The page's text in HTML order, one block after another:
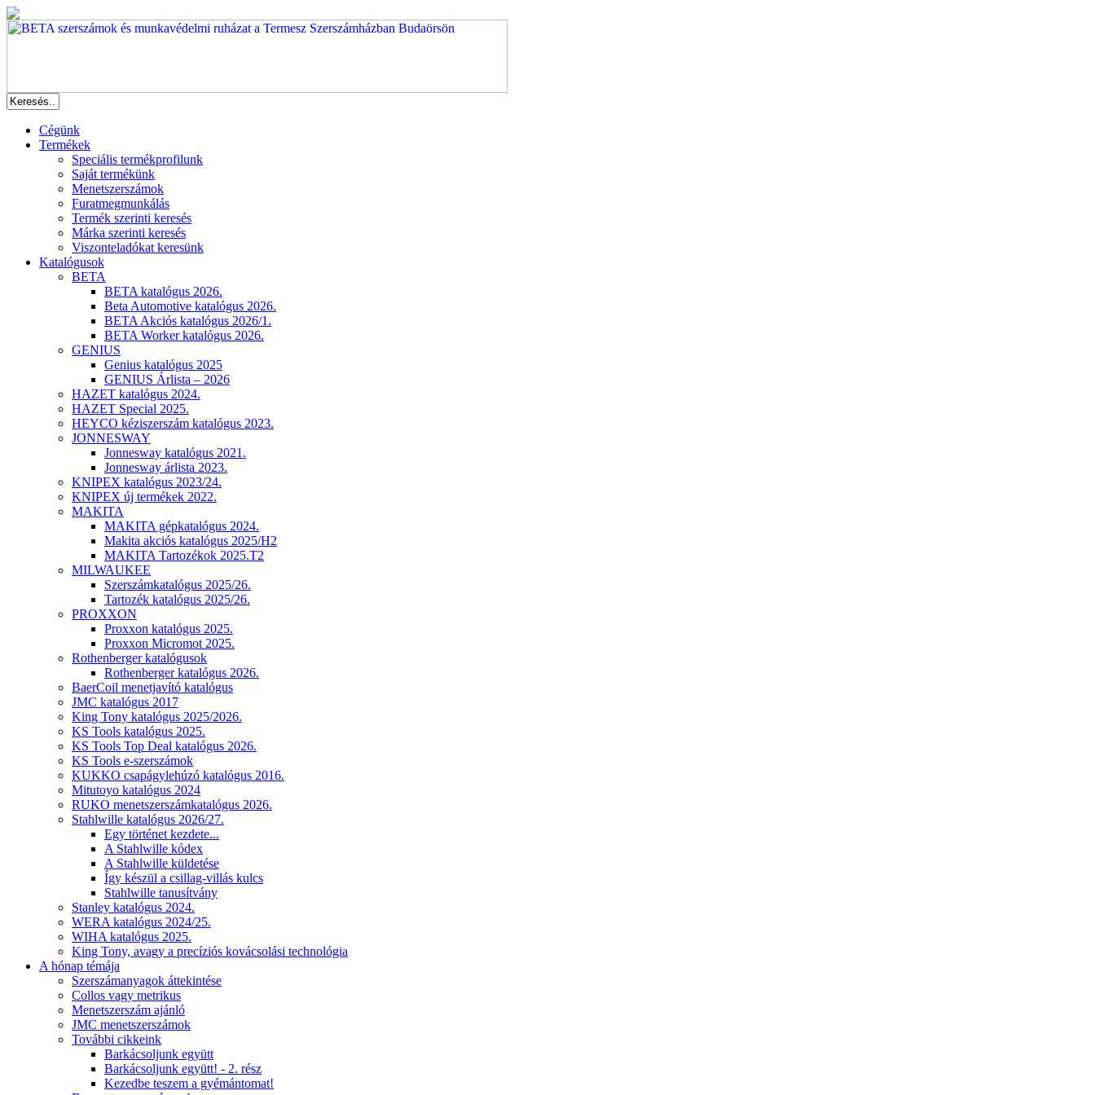
Cégünk
Termékek
Speciális termékprofilunk
Saját termékünk
Menetszerszámok
Furatmegmunkálás
Termék szerinti keresés
Márka szerinti keresés
Viszonteladókat keresünk
Katalógusok
BETA
BETA katalógus 2026.
Beta Automotive katalógus 2026.
BETA Akciós katalógus 2026/1.
BETA Worker katalógus 2026.
GENIUS
Genius katalógus 2025
GENIUS Árlista – 2026
HAZET katalógus 2024.
HAZET Special 2025.
HEYCO kéziszerszám katalógus 2023.
JONNESWAY
Jonnesway katalógus 2021.
Jonnesway árlista 2023.
KNIPEX katalógus 2023/24.
KNIPEX új termékek 2022.
MAKITA
MAKITA gépkatalógus 2024.
Makita akciós katalógus 2025/H2
MAKITA Tartozékok 2025.T2
MILWAUKEE
Szerszámkatalógus 2025/26.
Tartozék katalógus 2025/26.
PROXXON
Proxxon katalógus 2025.
Proxxon Micromot 2025.
Rothenberger katalógusok
Rothenberger katalógus 2026.
BaerCoil menetjavító katalógus
JMC katalógus 2017
King Tony katalógus 2025/2026.
KS Tools katalógus 2025.
KS Tools Top Deal katalógus 2026.
KS Tools e-szerszámok
KUKKO csapágylehúzó katalógus 2016.
Mitutoyo katalógus 2024
RUKO menetszerszámkatalógus 2026.
Stahlwille katalógus 2026/27.
Egy történet kezdete...
A Stahlwille kódex
A Stahlwille küldetése
Így készül a csillag-villás kulcs
Stahlwille tanusítvány
Stanley katalógus 2024.
WERA katalógus 2024/25.
WIHA katalógus 2025.
King Tony, avagy a precíziós kovácsolási technológia
A hónap témája
Szerszámanyagok áttekintése
Collos vagy metrikus
Menetszerszám ajánló
JMC menetszerszámok
További cikkeink
Barkácsoljunk együtt
Barkácsoljunk együtt! - 2. rész
Kezedbe teszem a gyémántomat!